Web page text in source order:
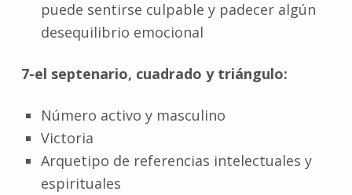
puede sentirse culpable y padecer algún
desequilibrio emocional
7-el septenario, cuadrado y triángulo:
Número activo y masculino
Victoria
Arquetipo de referencias intelectuales y
espirituales